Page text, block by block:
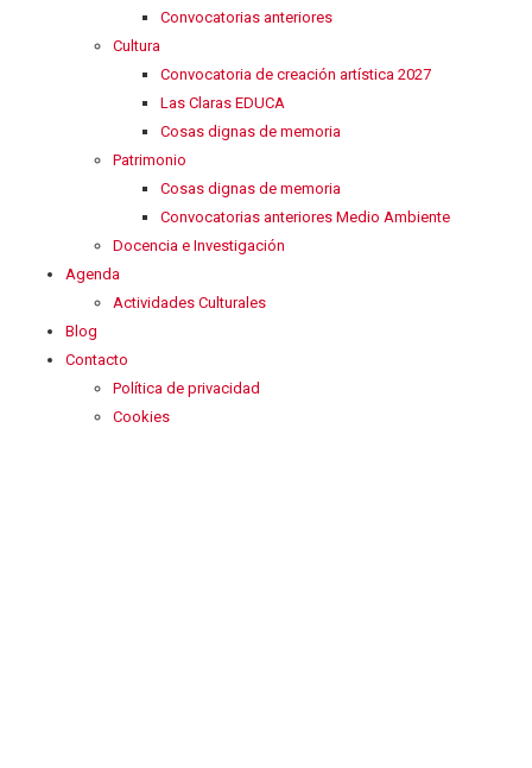
Convocatorias anteriores
Cultura
Convocatoria de creación artística 2027
Las Claras EDUCA
Cosas dignas de memoria
Patrimonio
Cosas dignas de memoria
Convocatorias anteriores Medio Ambiente
Docencia e Investigación
Agenda
Actividades Culturales
Blog
Contacto
Política de privacidad
Cookies